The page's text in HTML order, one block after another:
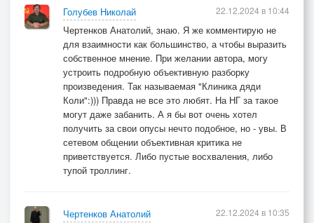
Голубев Николай
Чертенков Анатолий, знаю. Я же комментирую не
для взаимности как большинство, а чтобы выразить
собственное мнение. При желании автора, могу
устроить подробную объективную разборку
произведения. Так называемая "Клиника дяди
Коли":))) Правда не все это любят. На НГ за такое
могут даже забанить. А я бы вот очень хотел
получить за свои опусы нечто подобное, но - увы. В
сетевом общении объективная критика не
приветствуется. Либо пустые восхваления, либо
тупой троллинг.
22.12.2024 в 10:44
Чертенков Анатолий
22.12.2024 в 10:35